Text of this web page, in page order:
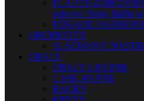
FLAUTY-ZOBCOVÉ
zobcové flauty. Ráčte
FÚKACIE
ORCHESTER
SLÁČIKOVÉ
OBALY
OBALY A KUFRE
CASE, KUFRE
RACKY